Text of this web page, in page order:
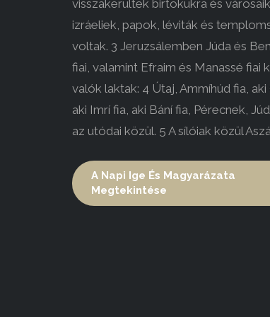
visszakerültek birtokukra és
izráeliek, papok, léviták és
voltak. 3 Jeruzsálemben Júda és
fiai, valamint Efraim és Manassé fiai
valók laktak: 4 Útaj, Ammíhúd fia, aki
aki Imrí fia, aki Bání fia, Pérecnek,
az utódai közül. 5 A sílóiak közül
A Napi Ige És Magyarázata
Megtekintése